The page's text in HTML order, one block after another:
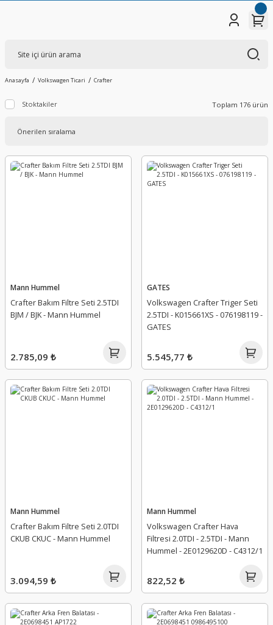
Anasayfa Volkswagen Ticari Crafter
Stoktakiler Toplam 176 ürün
Mann Hummel
Crafter Bakım Filtre Seti 2.5TDI
BJM / BJK - Mann Hummel
2.785,09 ₺
GATES
Volkswagen Crafter Triger Seti
2.5TDI - K015661XS - 076198119 -
GATES
5.545,77 ₺
Mann Hummel
Crafter Bakım Filtre Seti 2.0TDI
CKUB CKUC - Mann Hummel
3.094,59 ₺
Mann Hummel
Volkswagen Crafter Hava
Filtresi 2.0TDI - 2.5TDI - Mann
Hummel - 2E0129620D - C4312/1
822,52 ₺